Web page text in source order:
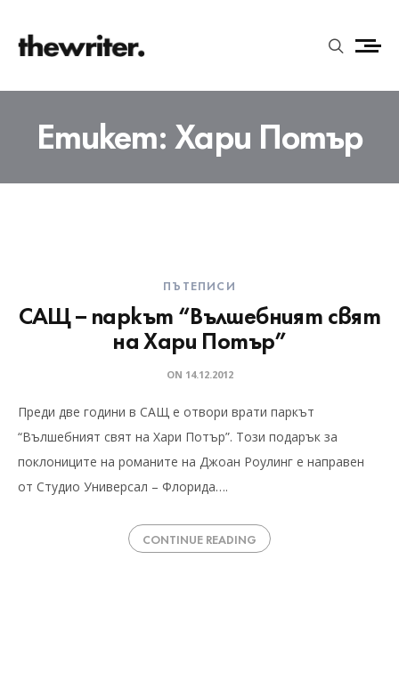
Етикет:Хари Потър
ПЪТЕПИСИ
САЩ – паркът “Вълшебният свят
на Хари Потър”
ON 14.12.2012
Преди две години в САЩ е отвори врати паркът
“Вълшебният свят на Хари Потър”. Този подарък за
поклониците на романите на Джоан Роулинг е направен
от Студио Универсал – Флорида….
CONTINUE READING